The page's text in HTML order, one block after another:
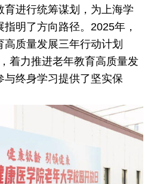
育进行统筹谋划，为上海学
明了方向路径。2025年，
质量发展三年行动计划
着力推进老年教育高质量发
与终身学习提供了坚实保